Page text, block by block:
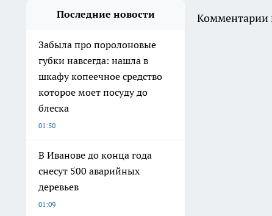
Последние новости
Забыла про поролоновые
губки навсегда: нашла в
шкафу копеечное средство
которое моет посуду до
блеска
01:50
В Иванове до конца года
снесут 500 аварийных
деревьев
01:09
Комментарии